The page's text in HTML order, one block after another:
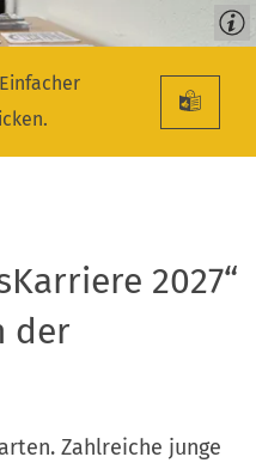
2027“
der
Zahlreiche junge